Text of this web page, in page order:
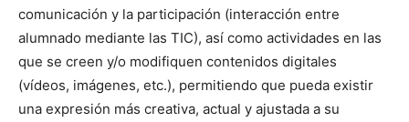
comunicación y la participación (interacción entre
alumnado mediante las TIC), así como actividades en las
que se creen y/o modifiquen contenidos digitales
(vídeos, imágenes, etc.), permitiendo que pueda existir
una expresión más creativa, actual y ajustada a su